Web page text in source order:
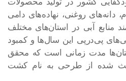
دانه‌های روغنی، نهاده‌های دامی
منابع آبی در استان‌های مختلف
پی‌درپی این سال‌ها و کمبود
مدت زمانی است که محقق
شده از طرحی به نام کشت